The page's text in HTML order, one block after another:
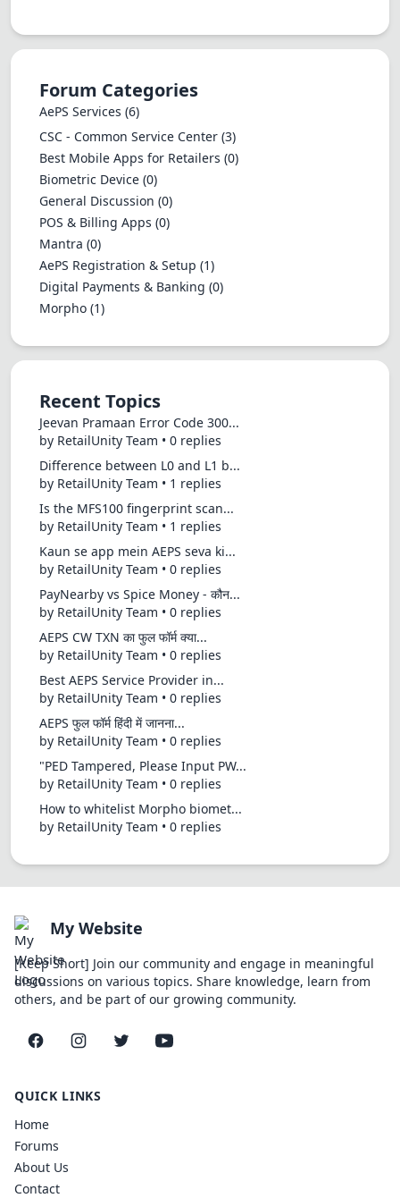
Forum Categories
AePS Services (6)
CSC - Common Service Center (3)
Best Mobile Apps for Retailers (0)
Biometric Device (0)
General Discussion (0)
POS & Billing Apps (0)
Mantra (0)
AePS Registration & Setup (1)
Digital Payments & Banking (0)
Morpho (1)
Recent Topics
Jeevan Pramaan Error Code 300...
by RetailUnity Team • 0 replies
Difference between L0 and L1 b...
by RetailUnity Team • 1 replies
Is the MFS100 fingerprint scan...
by RetailUnity Team • 1 replies
Kaun se app mein AEPS seva ki...
by RetailUnity Team • 0 replies
PayNearby vs Spice Money - कौन...
by RetailUnity Team • 0 replies
AEPS CW TXN का फुल फॉर्म क्या...
by RetailUnity Team • 0 replies
Best AEPS Service Provider in...
by RetailUnity Team • 0 replies
AEPS फुल फॉर्म हिंदी में जानना...
by RetailUnity Team • 0 replies
"PED Tampered, Please Input PW...
by RetailUnity Team • 0 replies
How to whitelist Morpho biomet...
by RetailUnity Team • 0 replies
My Website
[Keep Short] Join our community and engage in meaningful
discussions on various topics. Share knowledge, learn from
others, and be part of our growing community.
FacebookInstagramTwitterYouTube
QUICK LINKS
Home
Forums
About Us
Contact